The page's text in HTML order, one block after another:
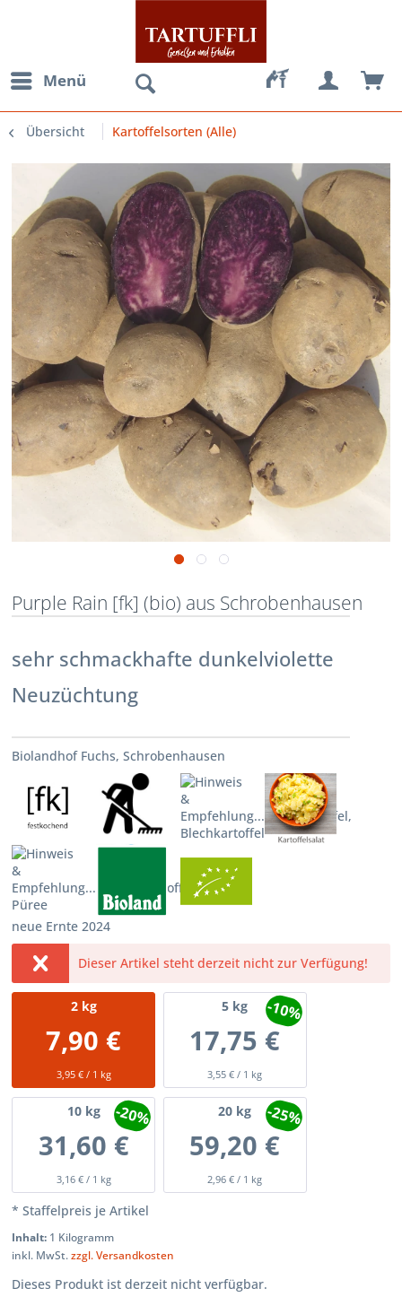
Menü
Übersicht Kartoffelsorten (Alle)
Purple Rain [fk] (bio) aus Schrobenhausen
sehr schmackhafte dunkelviolette
Neuzüchtung
Biolandhof Fuchs, Schrobenhausen
neue Ernte 2024
Dieser Artikel steht derzeit nicht zur Verfügung!
2kg
7,90 €
3,95 € / 1 kg
5 kg
17,75 €
3,55 € / 1 kg
-10%
10kg
31,60 €
3,16 € / 1 kg
-20% 20 kg
59,20 €
2,96 € / 1 kg
-25%
* Staffelpreis je Artikel
Inhalt: 1 Kilogramm
inkl. MwSt.zzgl. Versandkosten
Dieses Produkt ist derzeit nicht verfügbar.